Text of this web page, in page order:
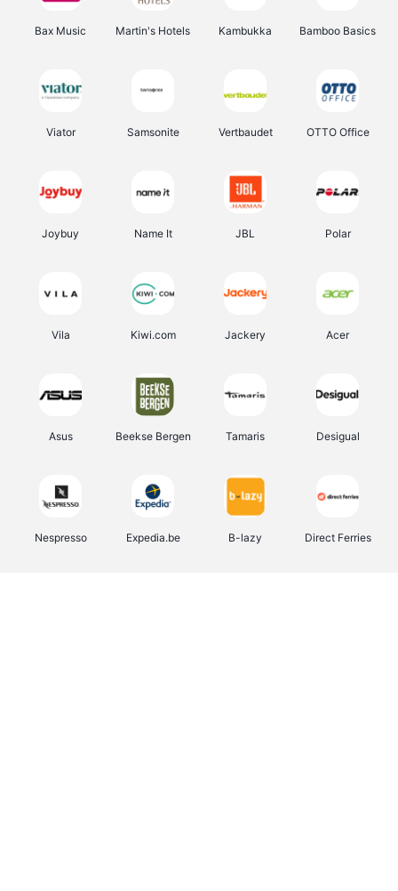
Bax Music Martin's Hotels Kambukka Bamboo Basics
Viator Samsonite Vertbaudet OTTO Office
Joybuy Name It JBL Polar
Vila Kiwi.com Jackery Acer
Asus Beekse Bergen Tamaris Desigual
Nespresso Expedia.be B-lazy Direct Ferries